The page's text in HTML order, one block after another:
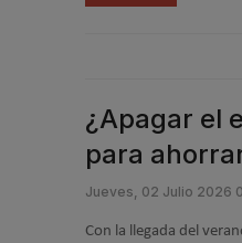
¿Apagar el
para
Jueves, 02 Julio 2026
Con la llegada del